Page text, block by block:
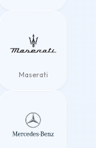
Maserati